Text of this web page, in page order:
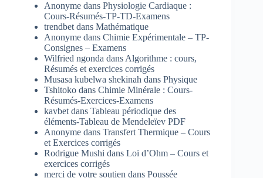
Anonyme dans Physiologie Cardiaque :
Cours-Résumés-TP-TD-Examens
trendbet dans Mathématique
Anonyme dans Chimie Expérimentale – TP-
Consignes – Examens
Wilfried ngonda dans Algorithme : cours,
Résumés et exercices corrigés
Musasa kubelwa shekinah dans Physique
Tshitoko dans Chimie Minérale : Cours-
Résumés-Exercices-Examens
kavbet dans Tableau périodique des
éléments-Tableau de Mendeleïev PDF
Anonyme dans Transfert Thermique – Cours
et Exercices corrigés
Rodrigue Mushi dans Loi d’Ohm – Cours et
exercices corrigés
merci de votre soutien dans Poussée